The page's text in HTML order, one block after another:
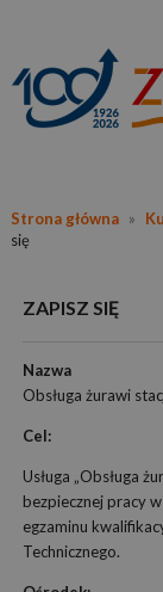
Strona główna »
się
ZAPISZ SIĘ
Nazwa
Obsługa żurawi
Cel:
Usługa „Obsługa
bezpiecznej pracy
egzaminu
Technicznego.